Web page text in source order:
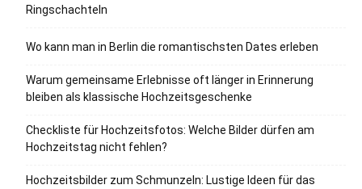
Ringschachteln
Wo kann man in Berlin die romantischsten Dates erleben
Warum gemeinsame Erlebnisse oft länger in Erinnerung
bleiben als klassische Hochzeitsgeschenke
Checkliste für Hochzeitsfotos: Welche Bilder dürfen am
Hochzeitstag nicht fehlen?
Hochzeitsbilder zum Schmunzeln: Lustige Ideen für das